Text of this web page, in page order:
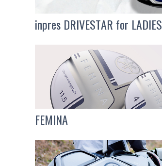
inpres DRIVESTAR for LADIES
FEMINA